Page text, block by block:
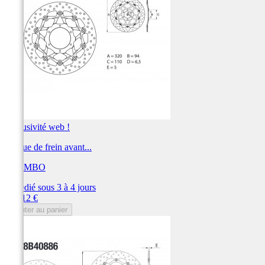
Exclusivité web !
Disque de frein avant...
BREMBO
Expédié sous 3 à 4 jours
377,12 €
Ajouter au panier